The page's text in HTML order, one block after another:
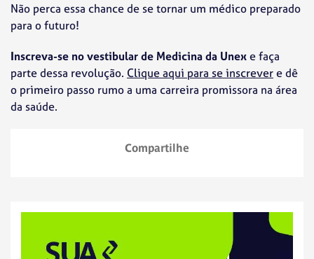
Não perca essa chance de se tornar um médico preparado
para o futuro!
Inscreva-se no vestibular de Medicina da Unexe faça
parte dessa revolução. Clique aqui para se inscrevere dê
o primeiro passo rumo a uma carreira promissora na área
da saúde.
Compartilhe